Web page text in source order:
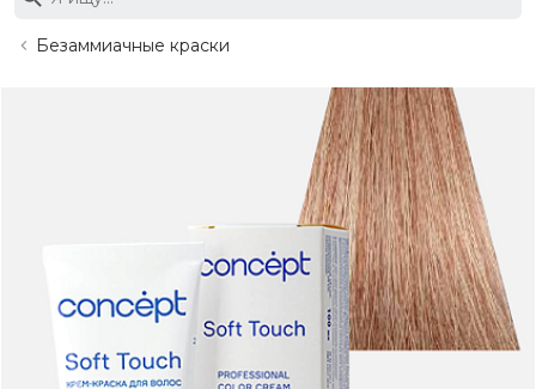
Безаммиачные краски